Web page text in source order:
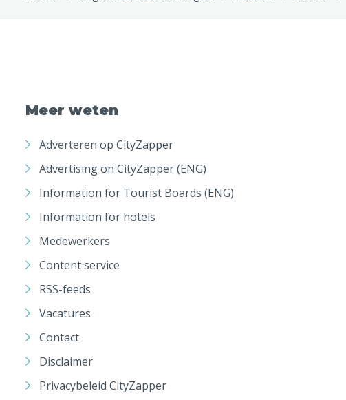
Meer weten
Adverteren op CityZapper
Advertising on CityZapper (ENG)
Information for Tourist Boards (ENG)
Information for hotels
Medewerkers
Content service
RSS-feeds
Vacatures
Contact
Disclaimer
Privacybeleid CityZapper